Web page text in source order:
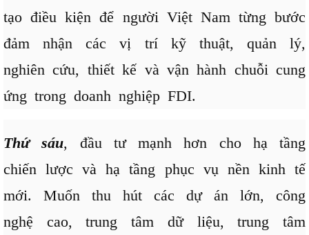
tạo điều kiện để người Việt Nam từng bước
đảm nhận các vị trí kỹ thuật, quản lý,
nghiên cứu, thiết kế và vận hành chuỗi cung
ứng trong doanh nghiệp FDI.
Thứ sáu, đầu tư mạnh hơn cho hạ tầng
chiến lược và hạ tầng phục vụ nền kinh tế
mới. Muốn thu hút các dự án lớn, công
nghệ cao, trung tâm dữ liệu, trung tâm